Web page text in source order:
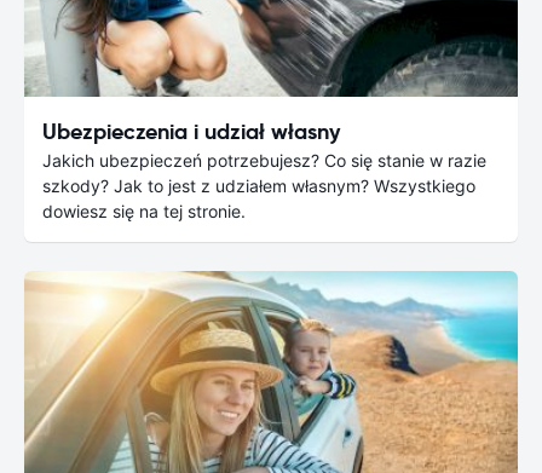
Ubezpieczenia i udział własny
Jakich ubezpieczeń potrzebujesz? Co się stanie w razie
szkody? Jak to jest z udziałem własnym? Wszystkiego
dowiesz się na tej stronie.